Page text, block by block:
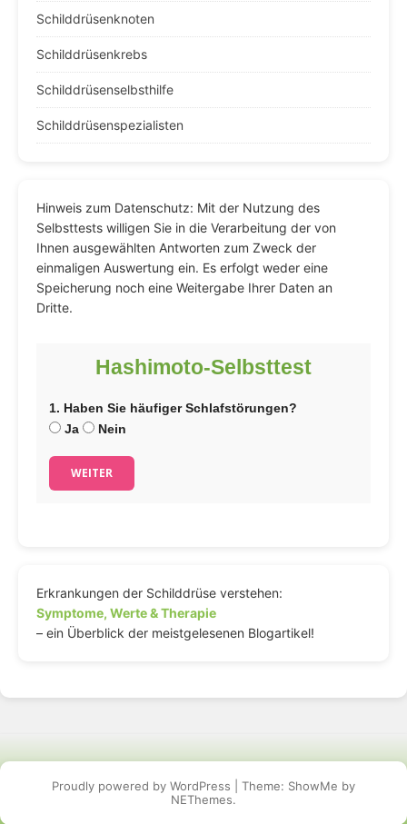
Schilddrüsenknoten
Schilddrüsenkrebs
Schilddrüsenselbsthilfe
Schilddrüsenspezialisten
Hinweis zum Datenschutz: Mit der Nutzung des
Selbsttests willigen Sie in die Verarbeitung der von
Ihnen ausgewählten Antworten zum Zweck der
einmaligen Auswertung ein. Es erfolgt weder eine
Speicherung noch eine Weitergabe Ihrer Daten an
Dritte.
Hashimoto-Selbsttest
1. Haben Sie häufiger Schlafstörungen?
Ja
Nein
WEITER
Erkrankungen der Schilddrüse verstehen:
Symptome, Werte & Therapie
– ein Überblick der meistgelesenen Blogartikel!
Proudly powered by WordPress
Theme: ShowMe by
NEThemes.